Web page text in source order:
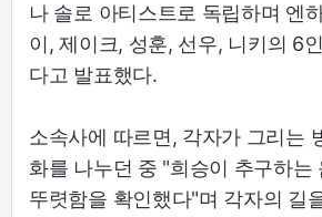
나 솔로 아티스트로 독립하며 엔
이, 제이크, 성훈, 선우, 니키의 6
다고 발표했다.
소속사에 따르면, 각자가 그리는
화를 나누던 중 "희승이 추구하는
뚜렷함을 확인했다"며 각자의 길